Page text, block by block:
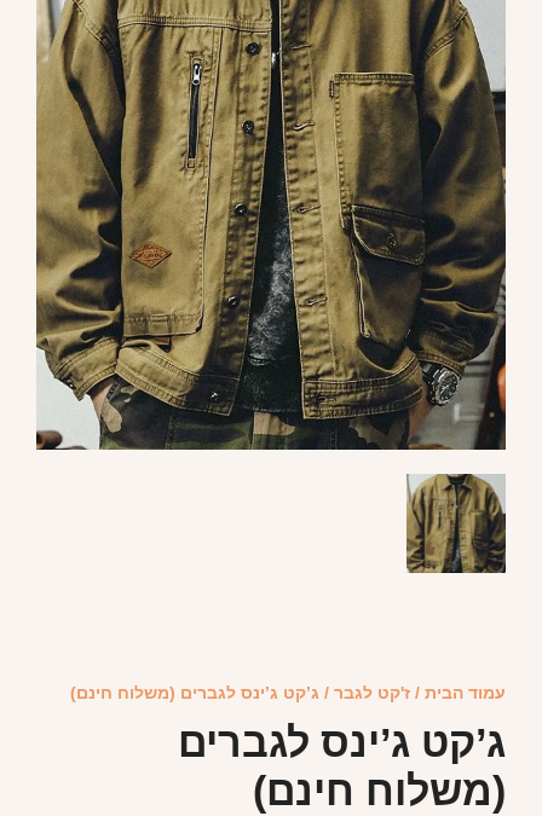
עמוד הבית / ז'קט לגבר / ג’קט ג’ינס לגברים (משלוח חינם)
ג’קט ג’ינס לגברים
(משלוח חינם)